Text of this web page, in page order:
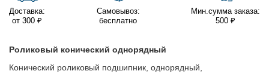
Доставка:
от 300 ₽
Самовывоз:
бесплатно
Мин.сумма заказа:
500 ₽
Роликовый конический однорядный
Конический роликовый подшипник, однорядный,